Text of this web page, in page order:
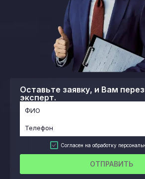
Оставьте заявку, и Вам
эксперт.
Согласен на обработку
ОТПРАВИТЬ